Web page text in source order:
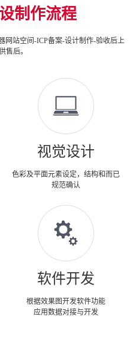
制作流程
网站空间-ICP备案-设计制作-验收后上
售后。
视觉设计
色彩及平面元素设定，结构和而已
规范确认
软件开发
根据效果图开发软件功能
应用数据对接与开发